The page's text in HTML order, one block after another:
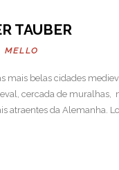
TAUBER
MELLO
mais belas cidades
cercada de muralhas,
atraentes da Alemanha.